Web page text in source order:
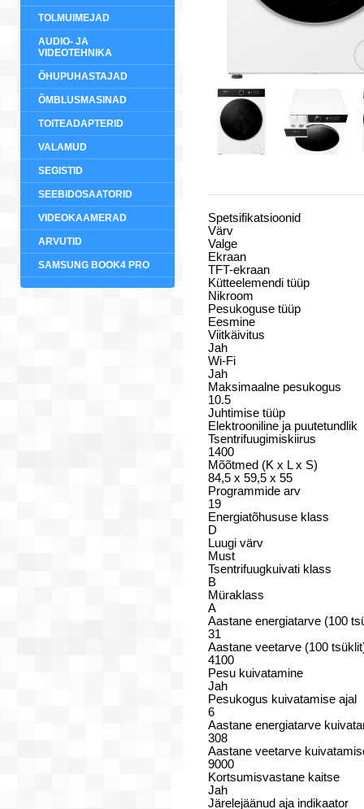
TOLMUIMEJAD
AUDIO- JA
VIDEOTEHNIKA
ÕHUPUHASTAJAD
ÕMBLUSMASINAD
TOITEADAPTERID
VALAMUD
SEGISTID
SEEBIDOSAATORID
VIDEOKAAMERAD
ARVUTID
SAMSUNG BOOK4 PRO
Spetsifikatsioonid
Värv
Valge
Ekraan
TFT-ekraan
Kütteelemendi tüüp
Nikroom
Pesukoguse tüüp
Eesmine
Viitkäivitus
Jah
Wi-Fi
Jah
Maksimaalne pesukogus
10.5
Juhtimise tüüp
Elektrooniline ja puutetundlik
Tsentrifuugimiskiirus
1400
Mõõtmed (K x L x S)
84,5 x 59,5 x 55
Programmide arv
19
Energiatõhususe klass
D
Luugi värv
Must
Tsentrifuugkuivati klass
B
Müraklass
A
Aastane energiatarve (100
31
Aastane veetarve (100
4100
Pesu kuivatamine
Jah
Pesukogus kuivatamise ajal
6
Aastane energiatarve
308
Aastane veetarve
9000
Kortsumisvastane kaitse
Jah
Järelejäänud aja indikaator